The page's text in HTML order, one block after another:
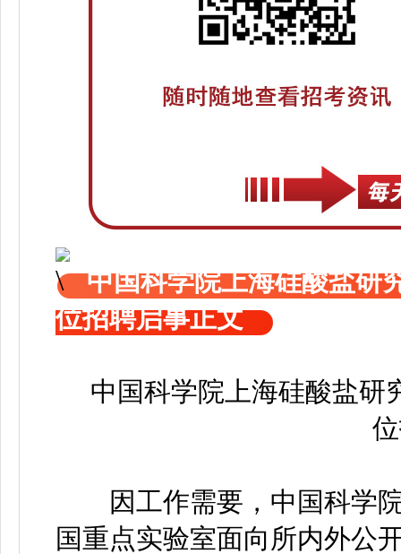
中国科学院上海硅酸盐研
位招聘启事正文
中国科学院上海硅酸盐研
因工作需要，中国科学院
国重点实验室面向所内外公